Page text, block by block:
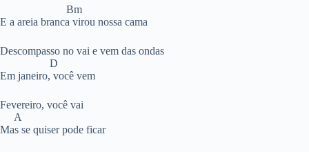
Bm
E a areia branca virou nossa cama
Descompasso no vai e vem das ondas
D
Em janeiro, você vem
Fevereiro, você vai
A
Mas se quiser pode ficar